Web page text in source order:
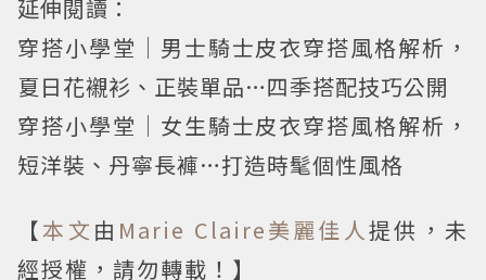
延伸閱讀：
穿搭小學堂│男士騎士皮衣穿搭風格解析，
夏日花襯衫、正裝單品…四季搭配技巧公開
穿搭小學堂│女生騎士皮衣穿搭風格解析，
短洋裝、丹寧長褲…打造時髦個性風格
【本文 由 Marie Claire美麗佳人提供，未
經授權，請勿轉載！】